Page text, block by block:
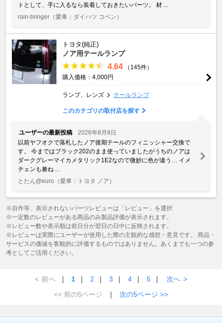
トとして、手に入るなら装着しておきたいパーツ。 材 ...
rain-bringer （愛車：ダイハツ コペン）
トヨタ(純正)
ノア用テールランプ
4.64
（145件）
購入価格：4,000円
ランプ、レンズ テールランプ
このカテゴリの取付店を探す
ユーザーの最新投稿
2026年8月8日
以前ヤフオクで落札したノア後期テールのフィニッシャー交換で
す。 今まではブラック202のまま使っていましたがうちのノアは
ダークグレーマイカメタリック1E2なので微妙に色が違う… イメ
チェンも兼ね ...
とたん@euro （愛車：トヨタ ノア）
※自作等、表示されないパーツレビューは「レビュー」を選択
※一定数のレビューがある商品のみ製品評価が表示されます。
※レビュー数や表示順は前日分が翌日の日中に反映されます。
※レビューは実際にユーザーが使用した際の主観的な感想・意見です。 商品・
サービスの価値を客観的に評価するものではありません。あくまでも一つの参
考としてご活用ください。
< 前へ ｜ 1 ｜ 2 ｜ 3 ｜ 4 ｜ 5 ｜ 次へ >
<< 前の5ページ
｜ 次の5ページ >>